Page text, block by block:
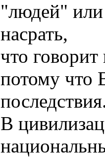
"людей"
насрать,
что
потому что
В